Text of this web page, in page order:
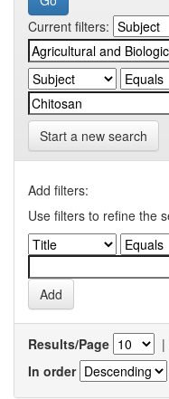
Current filters:
Start a new search
Add filters:
Use filters to refine the
Results/Page |
In order